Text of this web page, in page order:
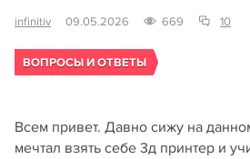
infinitiv 09.05.2026 669 10
ВОПРОСЫ И ОТВЕТЫ
Всем привет. Давно сижу на
мечтал взять себе 3д принтер и